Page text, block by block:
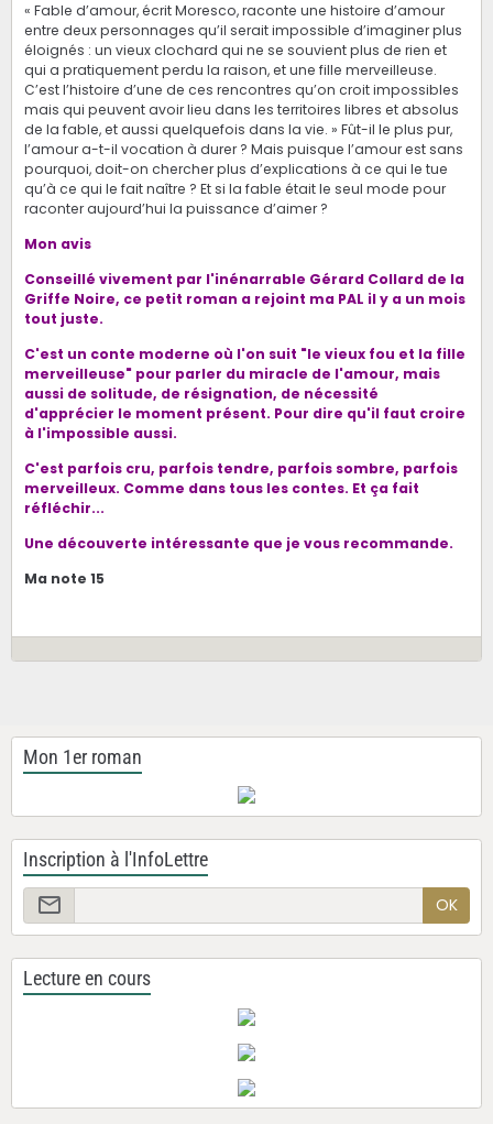
« Fable d’amour, écrit Moresco, raconte une histoire d’amour
entre deux personnages qu’il serait impossible d’imaginer plus
éloignés : un vieux clochard qui ne se souvient plus de rien et
qui a pratiquement perdu la raison, et une fille merveilleuse.
C’est l’histoire d’une de ces rencontres qu’on croit impossibles
mais qui peuvent avoir lieu dans les territoires libres et absolus
de la fable, et aussi quelquefois dans la vie. » Fût-il le plus pur,
l’amour a-t-il vocation à durer ? Mais puisque l’amour est sans
pourquoi, doit-on chercher plus d’explications à ce qui le tue
qu’à ce qui le fait naître ? Et si la fable était le seul mode pour
raconter aujourd’hui la puissance d’aimer ?
Mon avis
Conseillé vivement par l'inénarrable Gérard Collard de la
Griffe Noire, ce petit roman a rejoint ma PAL il y a un mois
tout juste.
C'est un conte moderne où l'on suit "le vieux fou et la fille
merveilleuse" pour parler du miracle de l'amour, mais
aussi de solitude, de résignation, de nécessité
d'apprécier le moment présent. Pour dire qu'il faut croire
à l'impossible aussi.
C'est parfois cru, parfois tendre, parfois sombre, parfois
merveilleux. Comme dans tous les contes. Et ça fait
réfléchir...
Une découverte intéressante que je vous recommande.
Ma note 15
Mon 1er roman
Inscription à l'InfoLettre
OK
Lecture en cours